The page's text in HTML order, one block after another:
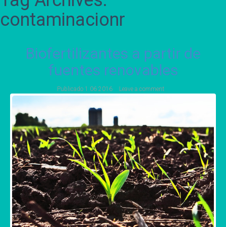
contaminacionr
Biofertilizantes a partir de
fuentes renovables
Publicado 1 06 2016 Leave a comment